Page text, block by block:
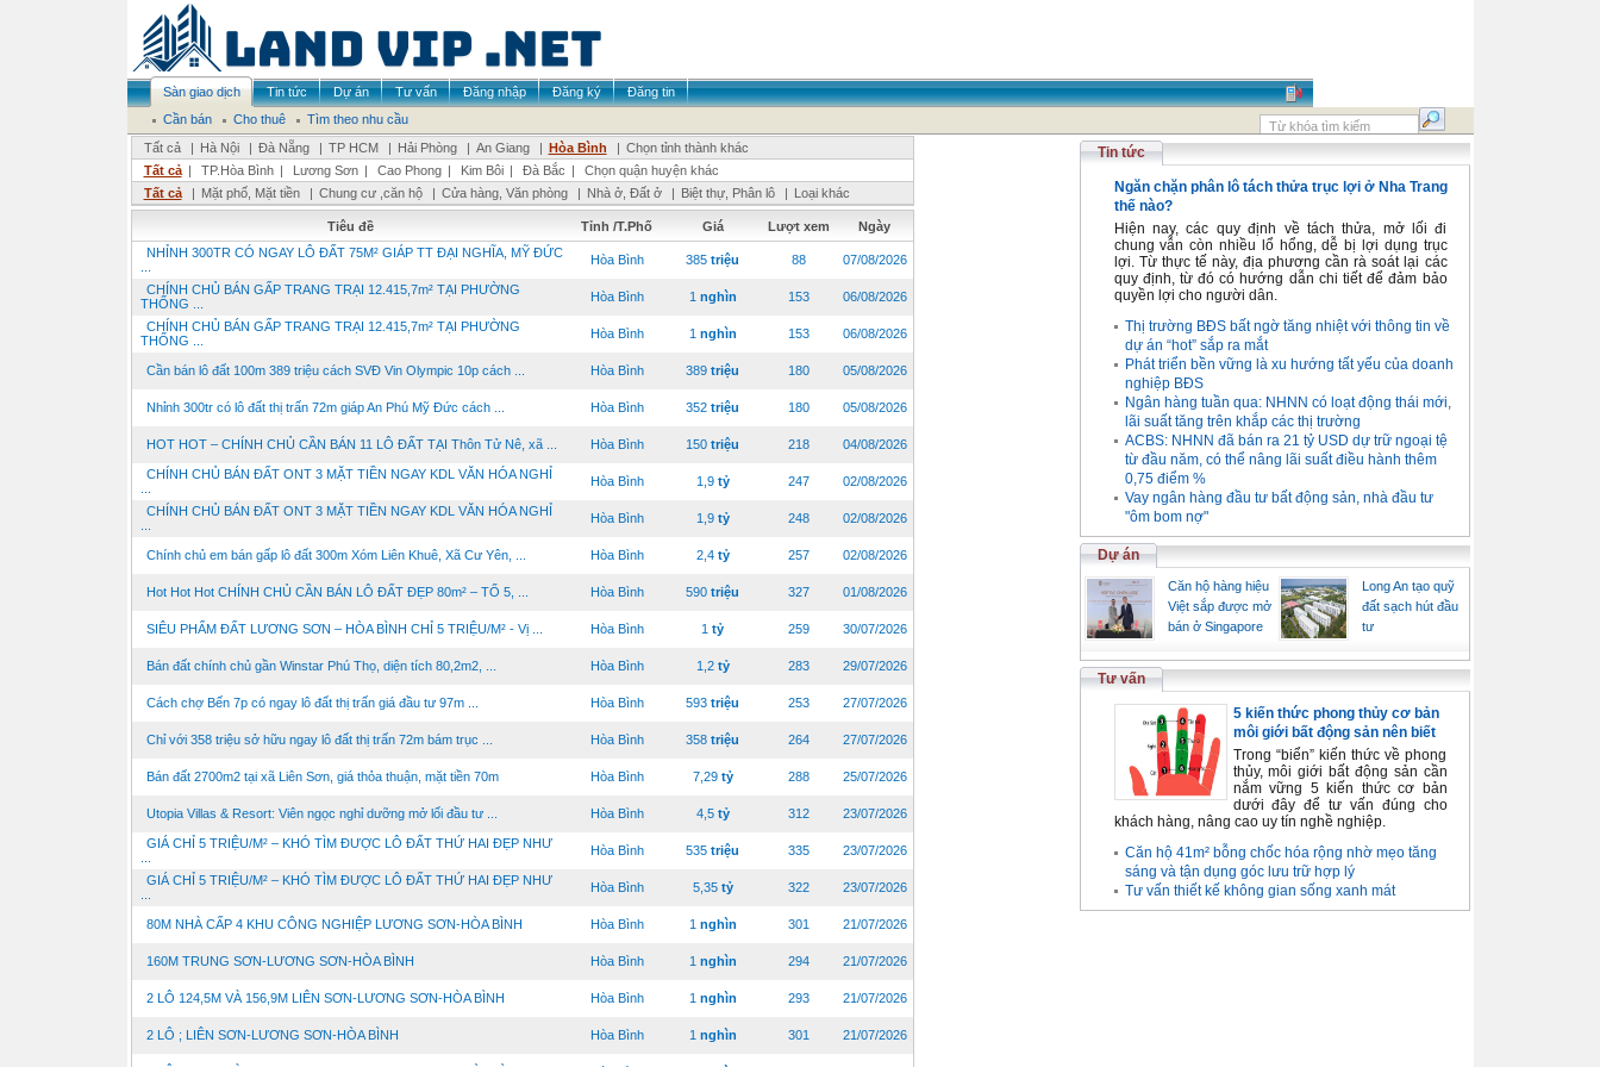
Sàn giao dịch Tin tức Dự án Tư vấn Đăng nhập Đăng ký
Đăng tin
Cần bán
Cho thuê
Tìm theo nhu cầu
Tất cả
| Hà Nội | Đà Nẵng | TP HCM | Hải Phòng | An Giang | Hòa Bình | Chọn tỉnh thành khác
Tất cả | TP.Hòa Bình | Lương Sơn | Cao Phong | Kim Bôi | Đà Bắc |
Chọn quận huyện khác
Tất cả
| Mặt phố, Mặt tiền | Chung cư ,căn hộ | Cửa hàng, Văn phòng | Nhà ở, Đất ở | Biệt thự, Phân lô | Loại khác
Tiêu đề Tỉnh /T.Phố Giá Lượt xem
Ngày
NHỈNH 300TR CÓ NGAY LÔ ĐẤT 75M² GIÁP TT ĐẠI NGHĨA, MỸ ĐỨC
Hòa Bình 385 triệu 88 07/08/2026
CHÍNH CHỦ BÁN GẤP TRANG TRẠI 12.415,7m² TẠI PHƯỜNG
THỐNG ...
Hòa Bình 1 nghìn 153 06/08/2026
CHÍNH CHỦ BÁN GẤP TRANG TRẠI 12.415,7m² TẠI PHƯỜNG
THỐNG ...
Hòa Bình 1 nghìn 153 06/08/2026
Cần bán lô đất 100m 389 triệu cách SVĐ Vin Olympic 10p cách ... Hòa Bình 389 triệu 180 05/08/2026
Nhỉnh 300tr có lô đất thị trấn 72m giáp An Phú Mỹ Đức cách ... Hòa Bình 352 triệu 180 05/08/2026
HOT HOT – CHÍNH CHỦ CẦN BÁN 11 LÔ ĐẤT TẠI Thôn Tử Nê, xã ... Hòa Bình 150 triệu 218 04/08/2026
CHÍNH CHỦ BÁN ĐẤT ONT 3 MẶT TIỀN NGAY KDL VĂN HÓA NGHỈ
Hòa Bình 1,9 tỷ 247 02/08/2026
CHÍNH CHỦ BÁN ĐẤT ONT 3 MẶT TIỀN NGAY KDL VĂN HÓA NGHỈ
Hòa Bình 1,9 tỷ 248 02/08/2026
Chính chủ em bán gấp lô đất 300m Xóm Liên Khuê, Xã Cư Yên, ... Hòa Bình 2,4 tỷ 257 02/08/2026
Hot Hot Hot CHÍNH CHỦ CẦN BÁN LÔ ĐẤT ĐẸP 80m² – TỔ 5, ... Hòa Bình 590 triệu 327 01/08/2026
SIÊU PHẨM ĐẤT LƯƠNG SƠN – HÒA BÌNH CHỈ 5 TRIỆU/M² - Vị ... Hòa Bình 1 tỷ 259 30/07/2026
Bán đất chính chủ gần Winstar Phú Thọ, diện tích 80,2m2, ... Hòa Bình 1,2 tỷ 283 29/07/2026
Cách chợ Bến 7p có ngay lô đất thị trấn giá đầu tư 97m ... Hòa Bình 593 triệu 253 27/07/2026
Chỉ với 358 triệu sở hữu ngay lô đất thị trấn 72m bám trục ... Hòa Bình 358 triệu 264 27/07/2026
Bán đất 2700m2 tại xã Liên Sơn, giá thỏa thuận, mặt tiền 70m Hòa Bình 7,29 tỷ 288 25/07/2026
Utopia Villas & Resort: Viên ngọc nghỉ dưỡng mở lối đầu tư ... Hòa Bình 4,5 tỷ 312 23/07/2026
GIÁ CHỈ 5 TRIỆU/M² – KHÓ TÌM ĐƯỢC LÔ ĐẤT THỨ HAI ĐẸP NHƯ
Hòa Bình 535 triệu 335 23/07/2026
GIÁ CHỈ 5 TRIỆU/M² – KHÓ TÌM ĐƯỢC LÔ ĐẤT THỨ HAI ĐẸP NHƯ
Hòa Bình 5,35 tỷ 322 23/07/2026
80M NHÀ CẤP 4 KHU CÔNG NGHIỆP LƯƠNG SƠN-HÒA BÌNH Hòa Bình 1 nghìn 301 21/07/2026
160M TRUNG SƠN-LƯƠNG SƠN-HÒA BÌNH Hòa Bình 1 nghìn 294 21/07/2026
2 LÔ 124,5M VÀ 156,9M LIÊN SƠN-LƯƠNG SƠN-HÒA BÌNH Hòa Bình 1 nghìn 293 21/07/2026
2 LÔ ; LIÊN SƠN-LƯƠNG SƠN-HÒA BÌNH Hòa Bình 1 nghìn 301 21/07/2026
Tin tức
Ngăn chặn phân lô tách thửa trục lợi ở Nha Trang
thế nào?
Hiện nay, các quy định về tách thửa, mở lối đi
chung vẫn còn nhiều lổ hổng, dễ bị lợi dụng trục
lợi. Từ thực tế này, địa phương cần rà soát lại các
quy định, từ đó có hướng dẫn chi tiết để đảm bảo
quyền lợi cho người dân.
Thị trường BĐS bất ngờ tăng nhiệt với thông tin về
dự án “hot” sắp ra mắt
Phát triển bền vững là xu hướng tất yếu của doanh
nghiệp BĐS
Ngân hàng tuần qua: NHNN có loạt động thái mới,
lãi suất tăng trên khắp các thị trường
ACBS: NHNN đã bán ra 21 tỷ USD dự trữ ngoại tệ
từ đầu năm, có thể nâng lãi suất điều hành thêm
0,75 điểm %
Vay ngân hàng đầu tư bất động sản, nhà đầu tư
"ôm bom nợ"
Dự án
Căn hộ hàng hiệu
Việt sắp được mở
bán ở Singapore
Long An tạo quỹ
đất sạch hút đầu
tư
Tư vấn
5 kiến thức phong thủy cơ bản
môi giới bất động sản nên biết
Trong “biển” kiến thức về phong
thủy, môi giới bất động sản cần
nắm vững 5 kiến thức cơ bản
dưới đây để tư vấn đúng cho
khách hàng, nâng cao uy tín nghề nghiệp.
Căn hộ 41m² bỗng chốc hóa rộng nhờ mẹo tăng
sáng và tận dụng góc lưu trữ hợp lý
Tư vấn thiết kế không gian sống xanh mát